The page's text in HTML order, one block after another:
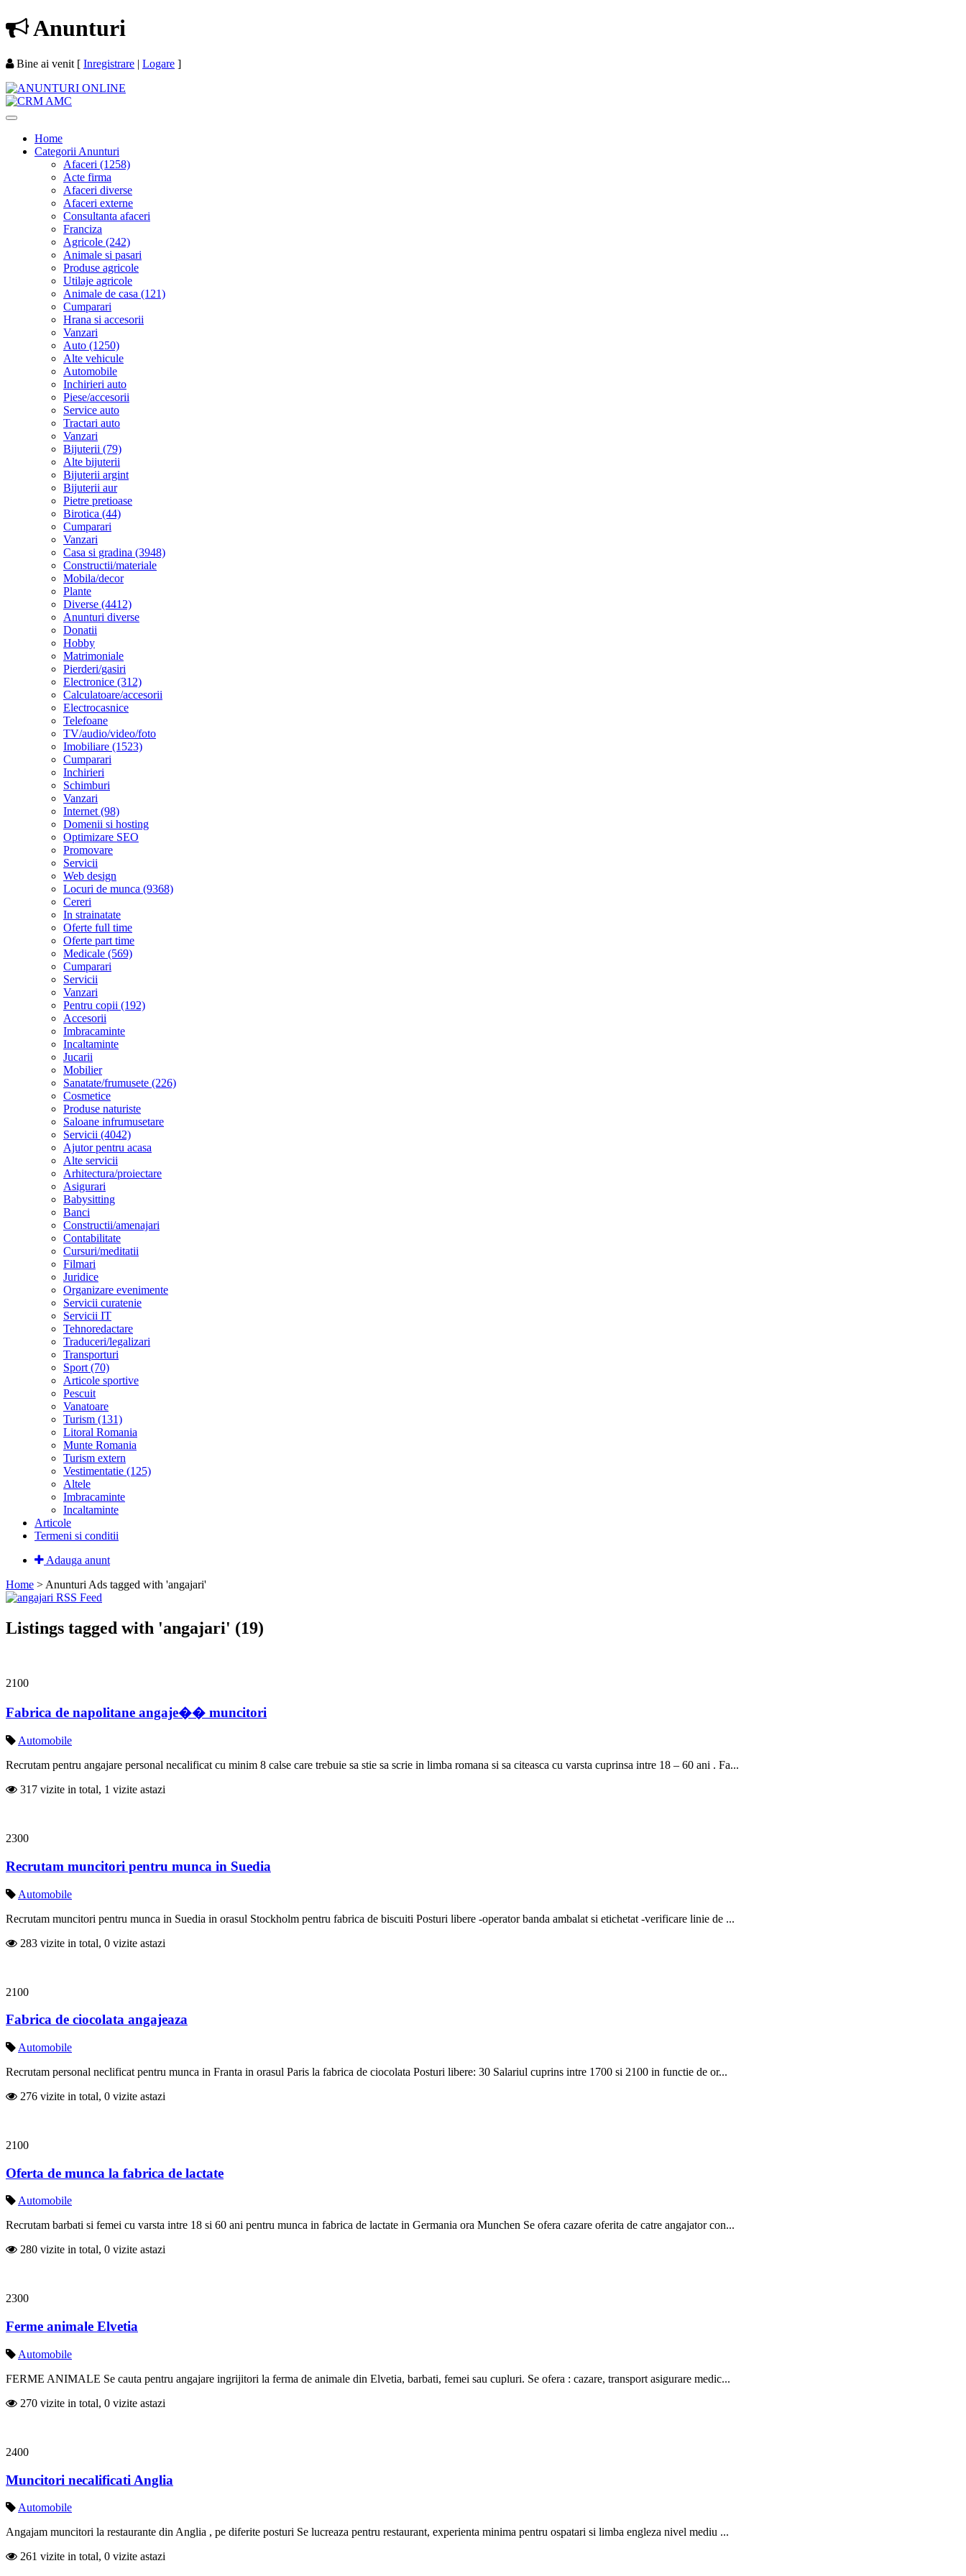
Anunturi
Bine ai venit [ Inregistrare | Logare ]
Home
Categorii Anunturi
Afaceri (1258)
Acte firma
Afaceri diverse
Afaceri externe
Consultanta afaceri
Franciza
Agricole (242)
Animale si pasari
Produse agricole
Utilaje agricole
Animale de casa (121)
Cumparari
Hrana si accesorii
Vanzari
Auto (1250)
Alte vehicule
Automobile
Inchirieri auto
Piese/accesorii
Service auto
Tractari auto
Vanzari
Bijuterii (79)
Alte bijuterii
Bijuterii argint
Bijuterii aur
Pietre pretioase
Birotica (44)
Cumparari
Vanzari
Casa si gradina (3948)
Constructii/materiale
Mobila/decor
Plante
Diverse (4412)
Anunturi diverse
Donatii
Hobby
Matrimoniale
Pierderi/gasiri
Electronice (312)
Calculatoare/accesorii
Electrocasnice
Telefoane
TV/audio/video/foto
Imobiliare (1523)
Cumparari
Inchirieri
Schimburi
Vanzari
Internet (98)
Domenii si hosting
Optimizare SEO
Promovare
Servicii
Web design
Locuri de munca (9368)
Cereri
In strainatate
Oferte full time
Oferte part time
Medicale (569)
Cumparari
Servicii
Vanzari
Pentru copii (192)
Accesorii
Imbracaminte
Incaltaminte
Jucarii
Mobilier
Sanatate/frumusete (226)
Cosmetice
Produse naturiste
Saloane infrumusetare
Servicii (4042)
Ajutor pentru acasa
Alte servicii
Arhitectura/proiectare
Asigurari
Babysitting
Banci
Constructii/amenajari
Contabilitate
Cursuri/meditatii
Filmari
Juridice
Organizare evenimente
Servicii curatenie
Servicii IT
Tehnoredactare
Traduceri/legalizari
Transporturi
Sport (70)
Articole sportive
Pescuit
Vanatoare
Turism (131)
Litoral Romania
Munte Romania
Turism extern
Vestimentatie (125)
Altele
Imbracaminte
Incaltaminte
Articole
Termeni si conditii
Adauga anunt
Home > Anunturi Ads tagged with 'angajari'
Listings tagged with 'angajari' (19)
2100
Fabrica de napolitane angaje�� muncitori
Automobile
Recrutam pentru angajare personal necalificat cu minim 8 calse care trebuie sa stie sa scrie in limba romana si sa citeasca cu varsta cuprinsa intre 18 – 60 ani . Fa...
317 vizite in total, 1 vizite astazi
2300
Recrutam muncitori pentru munca in Suedia
Automobile
Recrutam muncitori pentru munca in Suedia in orasul Stockholm pentru fabrica de biscuiti Posturi libere -operator banda ambalat si etichetat -verificare linie de ...
283 vizite in total, 0 vizite astazi
2100
Fabrica de ciocolata angajeaza
Automobile
Recrutam personal neclificat pentru munca in Franta in orasul Paris la fabrica de ciocolata Posturi libere: 30 Salariul cuprins intre 1700 si 2100 in functie de or...
276 vizite in total, 0 vizite astazi
2100
Oferta de munca la fabrica de lactate
Automobile
Recrutam barbati si femei cu varsta intre 18 si 60 ani pentru munca in fabrica de lactate in Germania ora Munchen Se ofera cazare oferita de catre angajator con...
280 vizite in total, 0 vizite astazi
2300
Ferme animale Elvetia
Automobile
FERME ANIMALE Se cauta pentru angajare ingrijitori la ferma de animale din Elvetia, barbati, femei sau cupluri. Se ofera : cazare, transport asigurare medic...
270 vizite in total, 0 vizite astazi
2400
Muncitori necalificati Anglia
Automobile
Angajam muncitori la restaurante din Anglia , pe diferite posturi Se lucreaza pentru restaurant, experienta minima pentru ospatari si limba engleza nivel mediu ...
261 vizite in total, 0 vizite astazi